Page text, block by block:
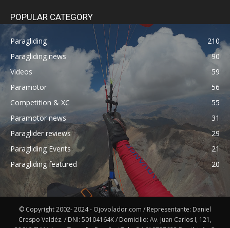
POPULAR CATEGORY
Paragliding
210
Paragliding news
90
Videos
59
Paramotor
56
Competition & XC
55
Paramotor news
31
Paraglider reviews
29
Paragliding Events
21
Paragliding featured
20
© Copyright 2002- 2024 - Ojovolador.com / Representante: Daniel
Crespo Valdéz. / DNI: 50104164K / Domicilio: Av. Juan Carlos I, 121,